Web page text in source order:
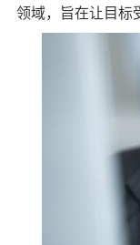
领域，旨在让目标